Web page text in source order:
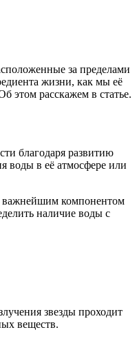
за пределами
жизни, как мы её
этом расскажем в статье.
благодаря развитию
воды в её атмосфере или
важнейшим компонентом
наличие воды с
звезды проходит
веществ.